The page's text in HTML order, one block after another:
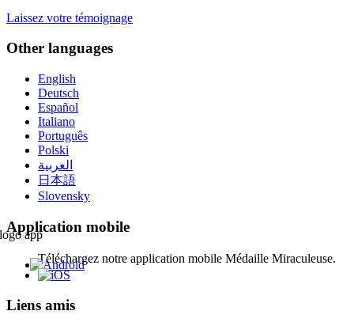
Laissez votre témoignage
Other languages
English
Deutsch
Español
Italiano
Português
Polski
العربية
日本語
Slovensky
Application mobile
Téléchargez notre application mobile Médaille Miraculeuse.
Liens amis